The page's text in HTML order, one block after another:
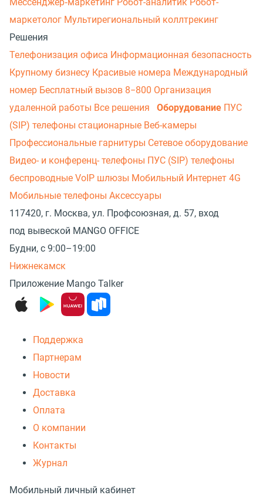
маркетолог Мультирегиональный коллтрекинг
Решения
Телефонизация офиса Информационная безопасность
Крупному бизнесу Красивые номера Международный
номер Бесплатный вызов 8−800 Организация
удаленной работы Все решения Оборудование ПУС
(SIP) телефоны стационарные Веб-камеры
Профессиональные гарнитуры Сетевое оборудование
Видео- и конференц- телефоны ПУС (SIP) телефоны
беспроводные VoIP шлюзы Мобильный Интернет 4G
Мобильные телефоны Аксессуары
117420, г. Москва, ул. Профсоюзная, д. 57, вход
под вывеской MANGO OFFICE
Будни, с 9:00–19:00
Нижнекамск
Приложение Mango Talker
Поддержка
Партнерам
Новости
Доставка
Оплата
О компании
Контакты
Журнал
Мобильный личный кабинет